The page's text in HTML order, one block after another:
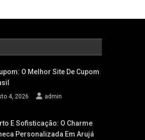
O Melhor Site De Cupom
4, 2026 admin
E Sofisticação: O Charme
Personalizada Em Arujá